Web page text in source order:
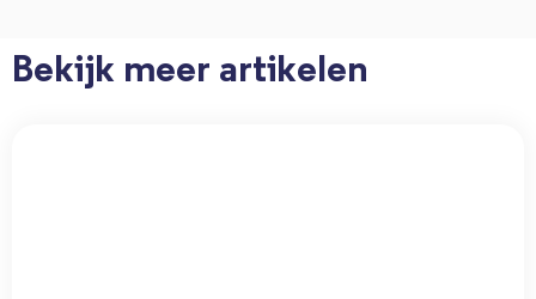
Bekijk meer artikelen